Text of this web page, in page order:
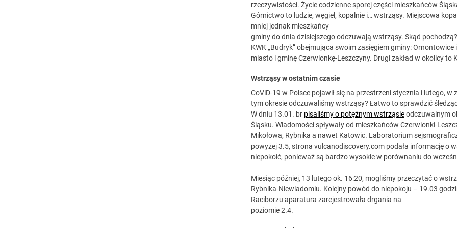
rzeczywistości. Życie codzienne sporej części mieszkańców
Górnictwo to ludzie, węgiel, kopalnie i… wstrząsy. Miejscowa
mniej jednak mieszkańcy
gminy do dnia dzisiejszego odczuwają wstrząsy. Skąd
KWK „Budryk” obejmująca swoim zasięgiem gminy:
miasto i gminę Czerwionkę-Leszczyny. Drugi zakład w okolicy to
Wstrząsy w ostatnim czasie
CoViD-19 w Polsce pojawił się na przestrzeni stycznia i lutego,
tym okresie odczuwaliśmy wstrząsy? Łatwo to sprawdzić
W dniu 13.01. br pisaliśmy o potężnym wstrząsieodczuwalnym
Śląsku. Wiadomości spływały od mieszkańców Czerwionki-
Mikołowa, Rybnika a nawet Katowic. Laboratorium
powyżej 3.5, strona vulcanodiscovery.com podała informację o
niepokoić, ponieważ są bardzo wysokie w porównaniu do
Miesiąc później, 13 lutego ok. 16:20, mogliśmy przeczytać o
Rybnika-Niewiadomiu. Kolejny powód do niepokoju – 19.03
Raciborzu aparatura zarejestrowała drgania na
poziomie 2.4.